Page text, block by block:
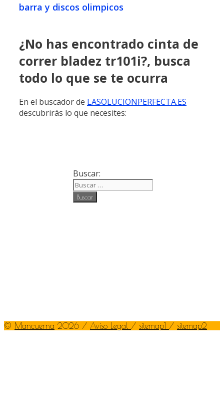
barra y discos olimpicos
¿No has encontrado cinta de
correr bladez tr101i?, busca
todo lo que se te ocurra
En el buscador de LASOLUCIONPERFECTA.ES
descubrirás lo que necesites:
Buscar:
© Mancuerna 2026 / Aviso Legal / sitemap1 / sitemap2